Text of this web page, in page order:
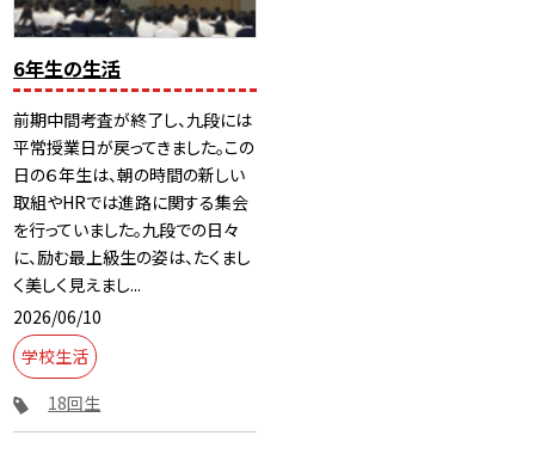
6年生の生活
前期中間考査が終了し、九段には
平常授業日が戻ってきました。この
日の６年生は、朝の時間の新しい
取組やHRでは進路に関する集会
を行っていました。九段での日々
に、励む最上級生の姿は、たくまし
く美しく見えまし...
2026/06/10
学校生活
18回生